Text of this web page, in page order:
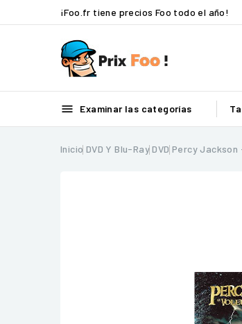
¡Foo.fr tiene precios Foo todo el año!
 Examinar las categorías
Inicio DVD Y Blu-Ray DVD Percy Jackson